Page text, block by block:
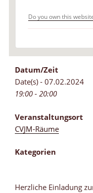
Do you own this
Datum/Zeit
Date(s) - 07.02.2024
19:00 - 20:00
Veranstaltungsort
CVJM-Räume
Kategorien
Herzliche Einladung